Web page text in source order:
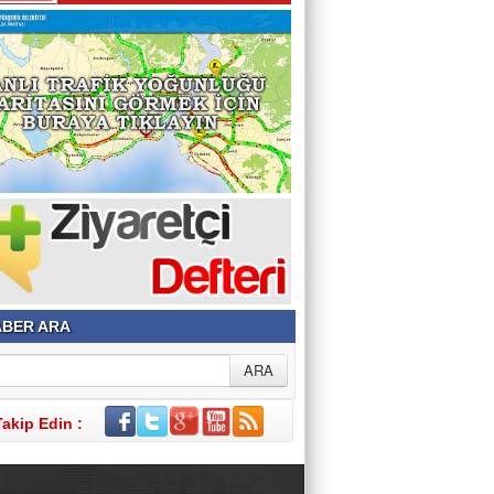
Şehir ve Aile Şurasının Düşündürdükleri (2)
Şeref Yumurtacı
Bir İnsanlık Mektebi: Tosya Yaren Kültürü
ARA
Edin :